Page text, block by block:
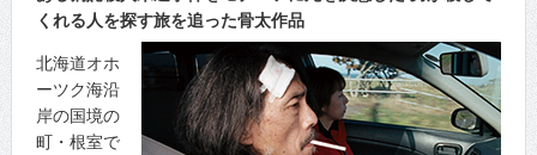
くれる人を探す旅を追った骨太作品
北海道オホ
ーツク海沿
岸の国境の
町・根室で